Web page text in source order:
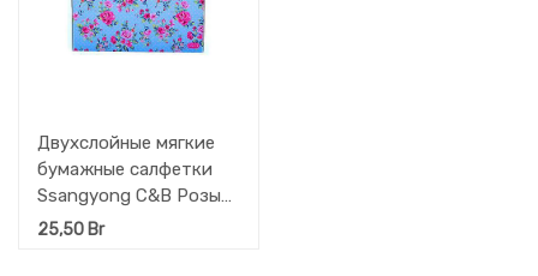
Двухслойные мягкие
бумажные салфетки
Ssangyong C&B Розы
250 шт
25,50 Br